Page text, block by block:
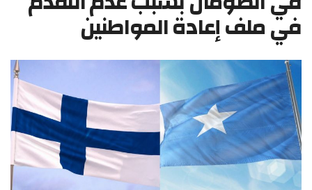
في ملف إعادة المواطنين